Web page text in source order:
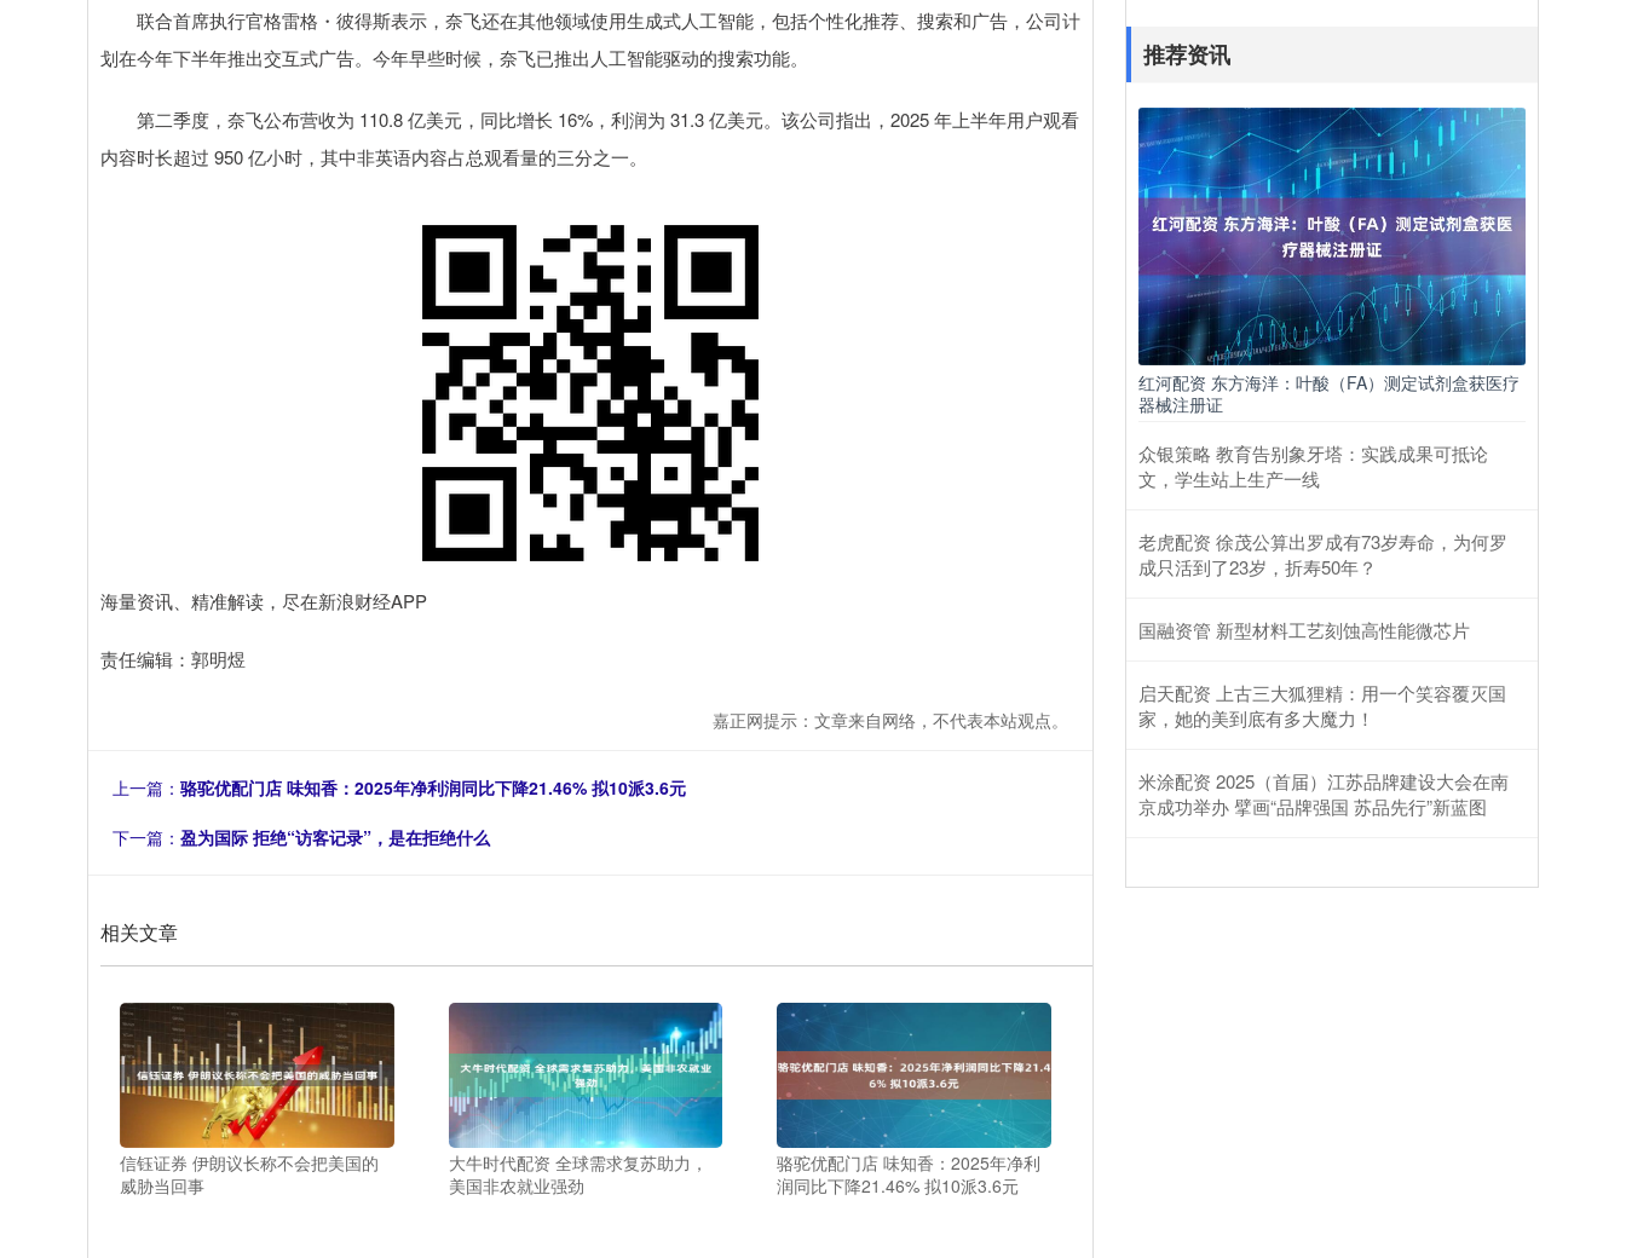
联合首席执行官格雷格・彼得斯表示，奈飞还在其他领域使用生成式人工智能，包括个性化推荐、搜索和广告，公司计
划在今年下半年推出交互式广告。今年早些时候，奈飞已推出人工智能驱动的搜索功能。
第二季度，奈飞公布营收为 110.8 亿美元，同比增长 16%，利润为 31.3 亿美元。该公司指出，2025 年上半年用户观看
内容时长超过 950 亿小时，其中非英语内容占总观看量的三分之一。
海量资讯、精准解读，尽在新浪财经APP
责任编辑：郭明煜
嘉正网提示：文章来自网络，不代表本站观点。
上一篇： 骆驼优配门店 味知香：2025年净利润同比下降21.46% 拟10派3.6元
下一篇： 盈为国际 拒绝“访客记录”，是在拒绝什么
相关文章
信钰证券 伊朗议长称不会把美国的
威胁当回事
大牛时代配资 全球需求复苏助力，
美国非农就业强劲
骆驼优配门店 味知香：2025年净利
润同比下降21.46% 拟10派3.6元
推荐资讯
红河配资 东方海洋：叶酸（FA）测定试剂盒获医疗
器械注册证
众银策略 教育告别象牙塔：实践成果可抵论
文，学生站上生产一线
老虎配资 徐茂公算出罗成有73岁寿命，为何罗
成只活到了23岁，折寿50年？
国融资管 新型材料工艺刻蚀高性能微芯片
启天配资 上古三大狐狸精：用一个笑容覆灭国
家，她的美到底有多大魔力！
米涂配资 2025（首届）江苏品牌建设大会在南
京成功举办 擘画“品牌强国 苏品先行”新蓝图